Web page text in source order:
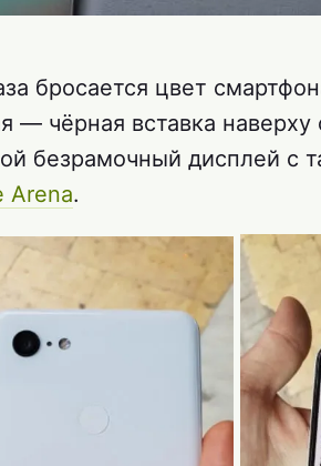
бросается цвет
— чёрная вставка
безрамочный дисплей с
Arena.